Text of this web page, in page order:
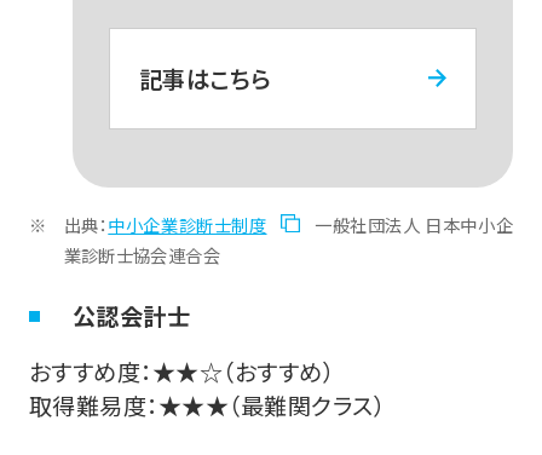
記事はこちら
出典：中小企業診断士制度
一般社団法人 日本中小企
業診断士協会連合会
公認会計士
おすすめ度：★★☆（おすすめ）
取得難易度：★★★（最難関クラス）